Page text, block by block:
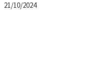
21/10/2024